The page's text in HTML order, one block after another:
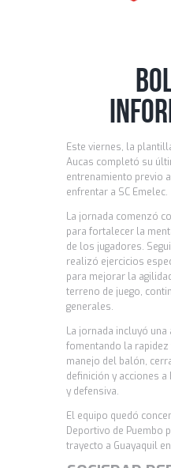
Este viernes, la
Aucas completó su
entrenamiento previo
enfrentar a SC Emelec.
La jornada comenzó
para fortalecer la
de los jugadores.
realizó ejercicios
para mejorar la
terreno de juego,
generales.
La jornada incluyó
fomentando la
manejo del balón,
definición y acciones
y defensiva.
El equipo quedó
Deportivo de Puembo
trayecto a Guayaquil